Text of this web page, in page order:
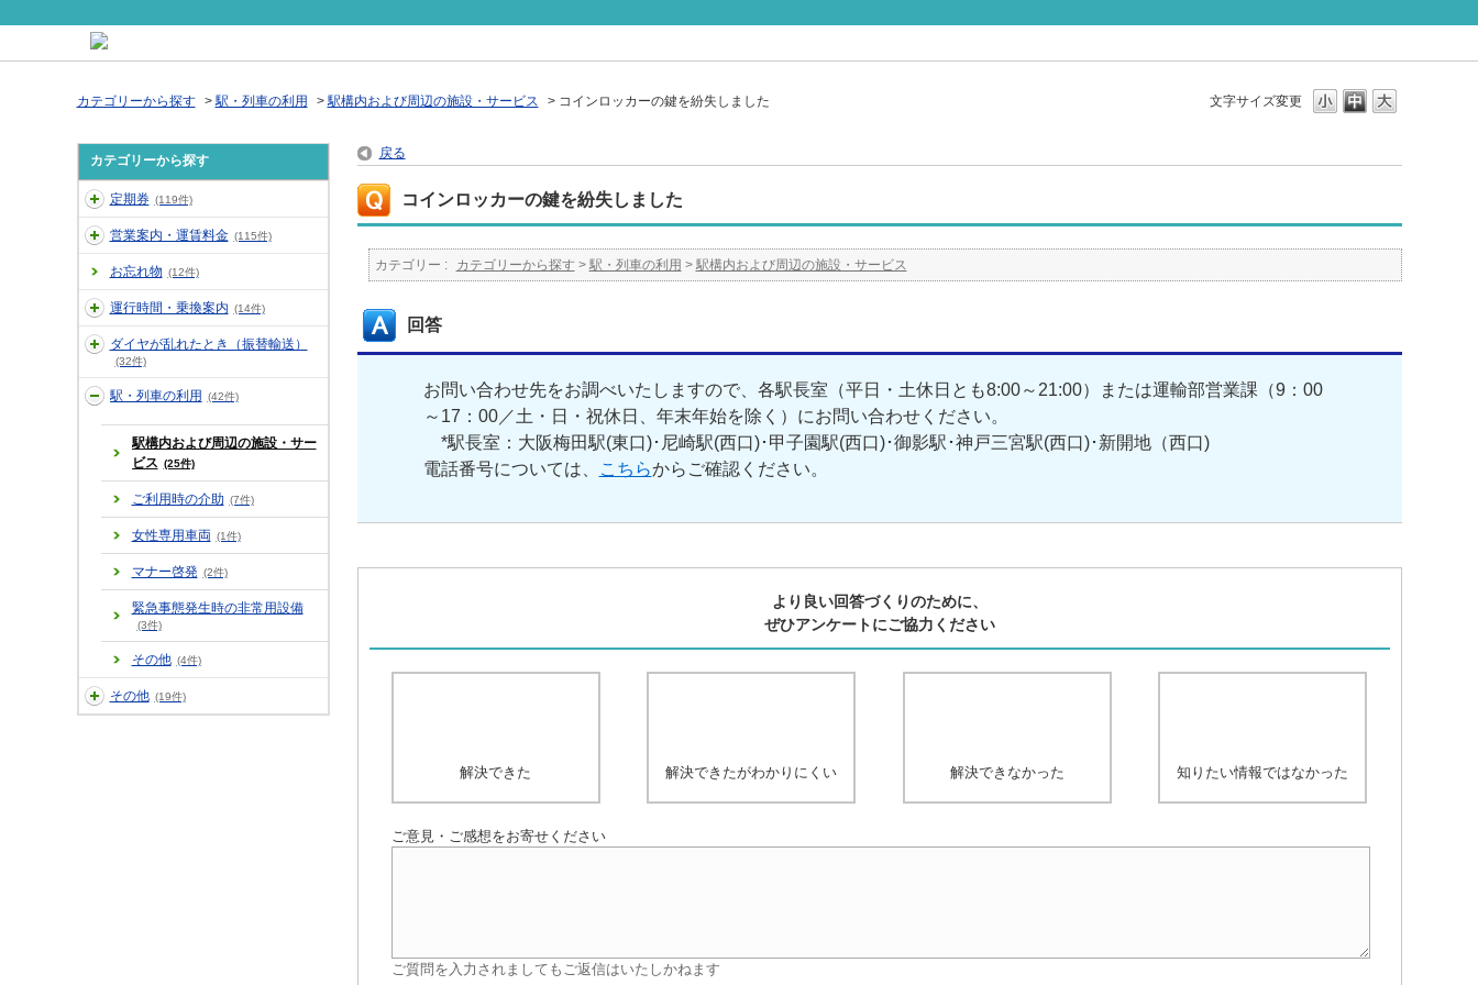
文字サイズ変更
カテゴリーから探す >駅・列車の利用 >駅構内および周辺の施設・サービス > コインロッカーの鍵を紛失しました
カテゴリーから探す
定期券 (119件)
営業案内・運賃料金 (115件)
お忘れ物 (12件)
運行時間・乗換案内 (14件)
ダイヤが乱れたとき（振替輸送）
(32件)
駅・列車の利用 (42件)
駅構内および周辺の施設・サー
ビス (25件)
ご利用時の介助 (7件)
女性専用車両 (1件)
マナー啓発 (2件)
緊急事態発生時の非常用設備
(3件)
その他 (4件)
その他 (19件)
戻る
コインロッカーの鍵を紛失しました
カテゴリー : カテゴリーから探す > 駅・列車の利用 > 駅構内および周辺の施設・サービス
回答
お問い合わせ先をお調べいたしますので、各駅長室（平日・土休日とも8:00～21:00）または運輸部営業課（9：00
～17：00／土・日・祝休日、年末年始を除く）にお問い合わせください。
*駅長室：大阪梅田駅(東口)･尼崎駅(西口)･甲子園駅(西口)･御影駅･神戸三宮駅(西口)･新開地（西口)
電話番号については、
こちらからご確認ください。
より良い回答づくりのために、
ぜひアンケートにご協力ください
解決できた 解決できたがわかりにくい 解決できなかった 知りたい情報ではなかった
ご意見・ご感想をお寄せください
ご質問を入力されましてもご返信はいたしかねます